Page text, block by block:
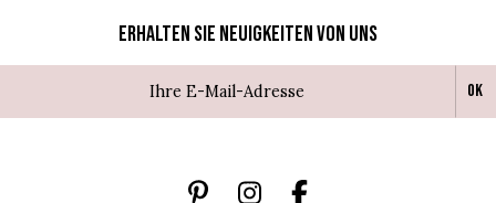
Erhalten Sie Neuigkeiten von uns
Ok